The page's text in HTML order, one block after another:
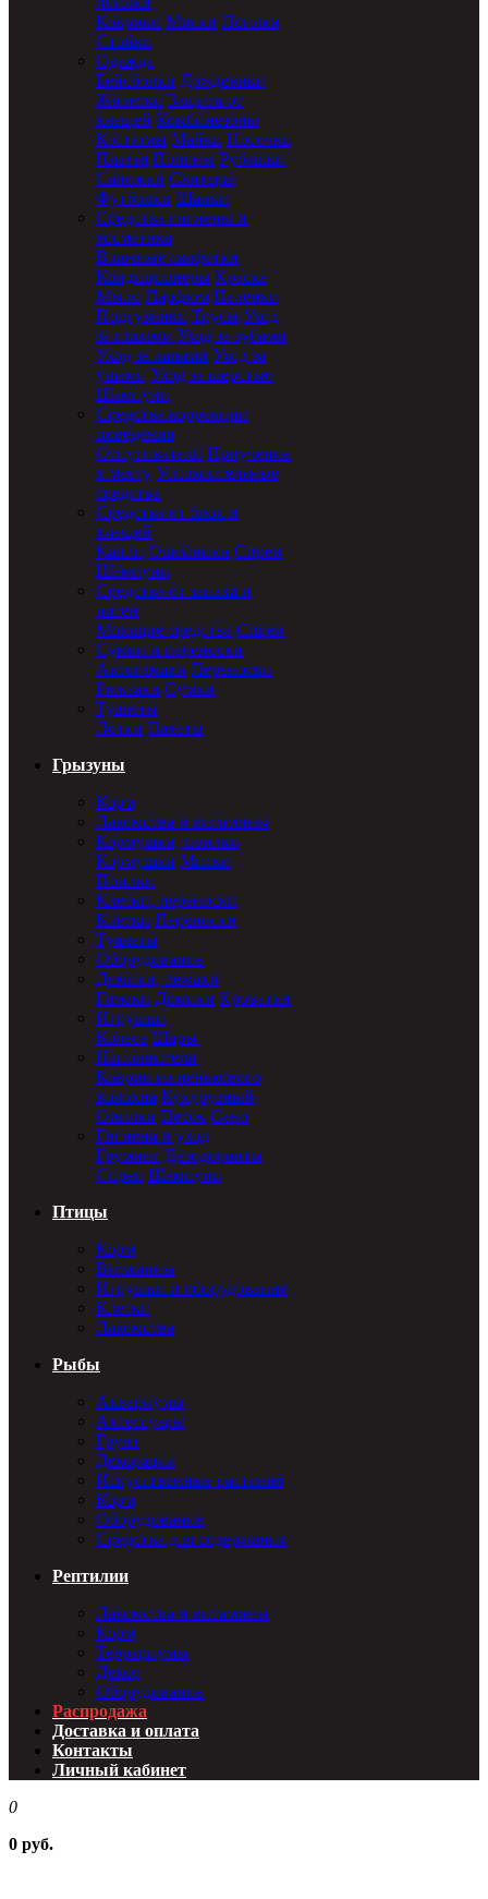
Коврики Миски Поилки
Стойки
Одежда
Бейсболки Дождевики
Жилетки Защита от
клещей Комбинезоны
Костюмы Майки Носочки
Платья Попоны Рубашки
Сапожки Свитеры
Футболки Шапки
Средства гигиены и
косметика
Влажные салфетки
Кондиционеры Краска
Мыло Парфюм Пеленки
Подгузники Трусы Уход
за глазами Уход за зубами
Уход за лапами Уход за
ушами Уход за шерстью
Шампуни
Средства коррекции
поведения
Отпугиватели Приучение
к месту Успокоительные
средства
Средства от блох и
клещей
Капли Ошейники Спреи
Шампуни
Средства от запаха и
пятен
Моющие средства Спреи
Сумки и переноски
Автогамаки Переноски
Рюкзаки Сумки
Туалеты
Лотки Пакеты
Грызуны
Корм
Лакомства и витамины
Кормушки, поилки
Кормушки Миски
Поилки
Клетки, переноски
Клетки Переноски
Туалеты
Оборудование
Домики, лежаки
Гамаки Домики Кроватки
Игрушки
Колеса Шары
Наполнители
Коврик из пенькового
волокна Кукурузный
Опилки Песок Сено
Гигиена и уход
Груминг Дезодоранты
Спреи Шампуни
Птицы
Корм
Витамины
Игрушки и оборудование
Клетки
Лакомства
Рыбы
Аквариумы
Аксессуары
Грунт
Декорация
Искусственные растения
Корм
Оборудование
Средства для содержания
Рептилии
Лакомства и витамины
Корм
Террариумы
Декор
Оборудование
Распродажа
Доставка и оплата
Контакты
Личный кабинет
0
0 руб.